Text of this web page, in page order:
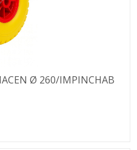
Ø 260/IMPINCHAB